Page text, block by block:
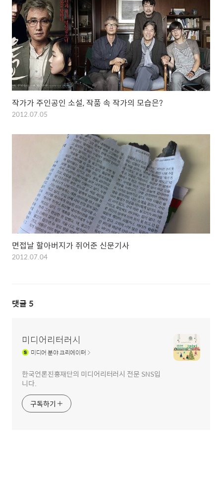
작가가 주인공인 소설, 작품 속 작가의 모습은?
2012.07.05
면접날 할아버지가 쥐어준 신문기사
2012.07.04
댓글 5
미디어리터러시
미디어분야 크리에이터
한국언론진흥재단의 미디어리터러시 전문 SNS입
니다.
구독하기